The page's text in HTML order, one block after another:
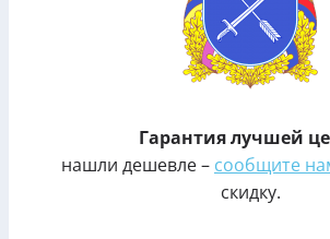
Гарантия лучшей
нашли дешевле – сообщите
скидку.